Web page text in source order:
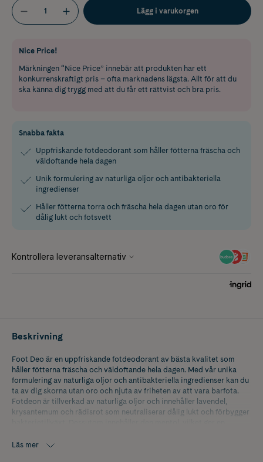
Lägg i varukorgen
Nice Price!
Märkningen “Nice Price” innebär att produkten har ett
konkurrenskraftigt pris – ofta marknadens lägsta. Allt för att du
ska känna dig trygg med att du får ett rättvist och bra pris.
Snabba fakta
Uppfriskande fotdeodorant som håller fötterna fräscha och
väldoftande hela dagen
Unik formulering av naturliga oljor och antibakteriella
ingredienser
Håller fötterna torra och fräscha hela dagen utan oro för
dålig lukt och fotsvett
Beskrivning
Foot Deo är en uppfriskande fotdeodorant av bästa kvalitet som
håller fötterna fräscha och väldoftande hela dagen. Med vår unika
formulering av naturliga oljor och antibakteriella ingredienser kan du
ta av dig skorna utan oro och njuta av friheten av att vara barfota.
Fotdeon är tillverkad av naturliga oljor och innehåller lavendel,
krysantemum och rädisrot som neutraliserar dålig lukt och förbygger
dagen). Fotdeon är dermatologiskt testad och tillverkad i Sverige
Läs mer